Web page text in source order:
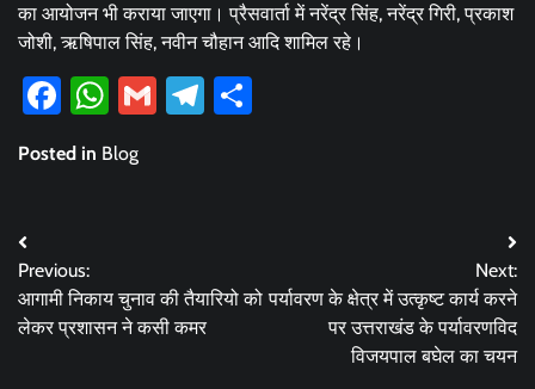
का आयोजन भी कराया जाएगा। प्रैसवार्ता में नरेंद्र सिंह, नरेंद्र गिरी, प्रकाश
जोशी, ऋषिपाल सिंह, नवीन चौहान आदि शामिल रहे।
Facebook
WhatsApp
GmailTelegram
Posted in Blog
Post
navigation
Previous:
आगामी निकाय चुनाव की तैयारियो को
लेकर प्रशासन ने कसी कमर
Next:
पर्यावरण के क्षेत्र में उत्कृष्ट कार्य करने
पर उत्तराखंड के पर्यावरणविद
विजयपाल बघेल का चयन